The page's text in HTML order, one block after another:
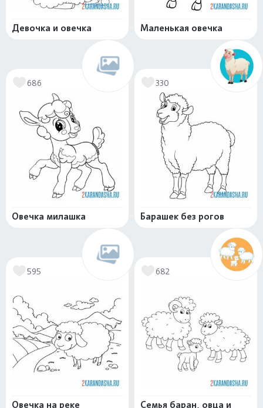
Девочка и овечка Маленькая овечка
686
Овечка милашка
330
Барашек без рогов
595
Овечка на реке
682
Семья баран, овца и